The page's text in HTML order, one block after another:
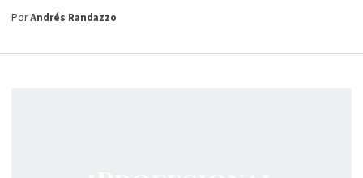
PorAndrés Randazzo